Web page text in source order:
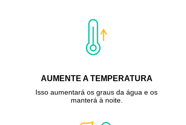
AUMENTE A TEMPERATURA
Isso aumentará os graus da água e os
manterá à noite.